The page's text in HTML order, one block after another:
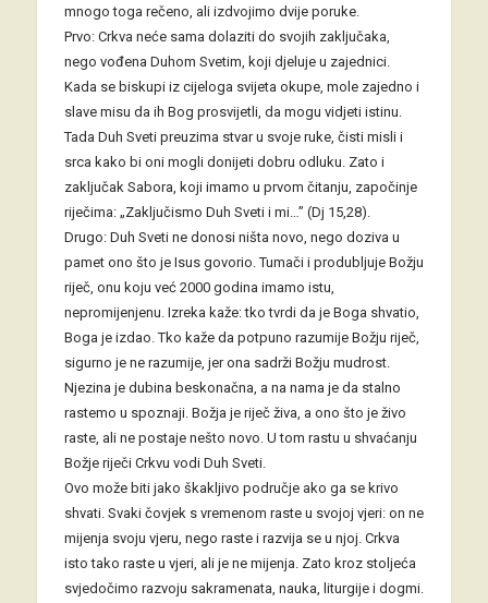
mnogo toga rečeno, ali izdvojimo dvije poruke.
Prvo: Crkva neće sama dolaziti do svojih zaključaka,
nego vođena Duhom Svetim, koji djeluje u zajednici.
Kada se biskupi iz cijeloga svijeta okupe, mole zajedno i
slave misu da ih Bog prosvijetli, da mogu vidjeti istinu.
Tada Duh Sveti preuzima stvar u svoje ruke, čisti misli i
srca kako bi oni mogli donijeti dobru odluku. Zato i
zaključak Sabora, koji imamo u prvom čitanju, započinje
riječima: „Zaključismo Duh Sveti i mi…” (Dj 15,28).
Drugo: Duh Sveti ne donosi ništa novo, nego doziva u
pamet ono što je Isus govorio. Tumači i produbljuje Božju
riječ, onu koju već 2000 godina imamo istu,
nepromijenjenu. Izreka kaže: tko tvrdi da je Boga shvatio,
Boga je izdao. Tko kaže da potpuno razumije Božju riječ,
sigurno je ne razumije, jer ona sadrži Božju mudrost.
Njezina je dubina beskonačna, a na nama je da stalno
rastemo u spoznaji. Božja je riječ živa, a ono što je živo
raste, ali ne postaje nešto novo. U tom rastu u shvaćanju
Božje riječi Crkvu vodi Duh Sveti.
Ovo može biti jako škakljivo područje ako ga se krivo
shvati. Svaki čovjek s vremenom raste u svojoj vjeri: on ne
mijenja svoju vjeru, nego raste i razvija se u njoj. Crkva
isto tako raste u vjeri, ali je ne mijenja. Zato kroz stoljeća
svjedočimo razvoju sakramenata, nauka, liturgije i dogmi.